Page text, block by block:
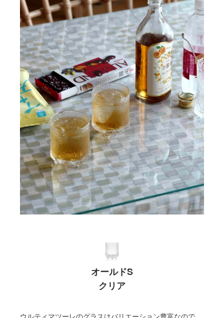
オールドS
クリア
ウルティマツーレのグラスはバリエーション豊富なので、